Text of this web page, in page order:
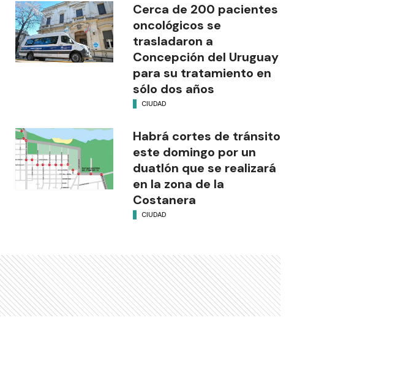
Cerca de 200 pacientes
oncológicos se
trasladaron a
Concepción del Uruguay
para su tratamiento en
sólo dos años
CIUDAD
Habrá cortes de tránsito
este domingo por un
duatlón que se realizará
en la zona de la
Costanera
CIUDAD